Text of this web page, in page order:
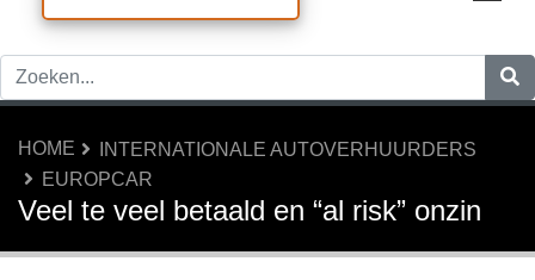
HOME
INTERNATIONALE AUTOVERHUURDERS
EUROPCAR
Veel te veel betaald en “al risk” onzin